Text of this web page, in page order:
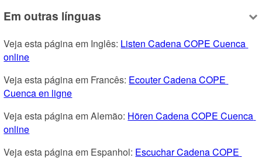
Em outras línguas
Veja esta página em Inglês: Listen Cadena COPE Cuenca
online
Veja esta página em Francês: Ecouter Cadena COPE
Cuenca en ligne
Veja esta página em Alemão: Hören Cadena COPE Cuenca
online
Veja esta página em Espanhol: Escuchar Cadena COPE